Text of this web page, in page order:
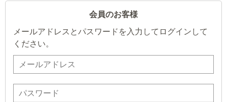
会員のお客様
メールアドレスとパスワードを入力してログインして
ください。